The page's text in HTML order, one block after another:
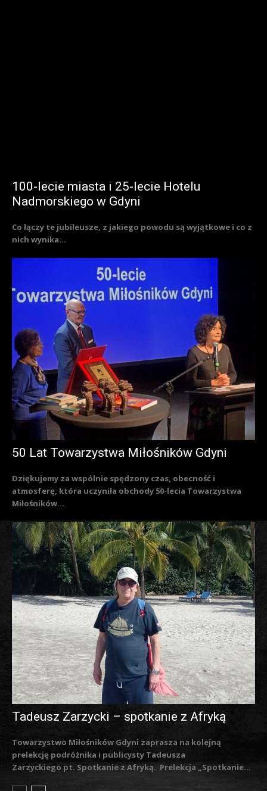
100-lecie miasta i 25-lecie Hotelu
Nadmorskiego w Gdyni
Co łączy te jubileusze, z jakiego powodu są wyjątkowe i co z
nich wynika...
50 Lat Towarzystwa Miłośników Gdyni
Dziękujemy za wspólnie spędzony czas, obecność i
atmosferę, która uczyniła obchody 50-lecia Towarzystwa
Miłośników...
Tadeusz Zarzycki – spotkanie z Afryką
Towarzystwo Miłośników Gdyni zaprasza na kolejną
prelekcję podróżnika i publicysty Tadeusza
Zarzyckiego pt. Spotkanie z Afryką. Prelekcja „Spotkanie...